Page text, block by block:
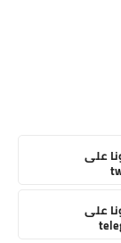
على
على